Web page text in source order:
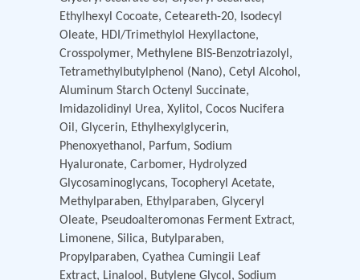
Ethylhexyl Cocoate, Ceteareth-20, Isodecyl
Oleate, HDI/Trimethylol Hexyllactone,
Crosspolymer, Methylene BIS-Benzotriazolyl,
Tetramethylbutylphenol (Nano), Cetyl Alcohol,
Aluminum Starch Octenyl Succinate,
Imidazolidinyl Urea, Xylitol, Cocos Nucifera
Oil, Glycerin, Ethylhexylglycerin,
Phenoxyethanol, Parfum, Sodium
Hyaluronate, Carbomer, Hydrolyzed
Glycosaminoglycans, Tocopheryl Acetate,
Methylparaben, Ethylparaben, Glyceryl
Oleate, Pseudoalteromonas Ferment Extract,
Limonene, Silica, Butylparaben,
Propylparaben, Cyathea Cumingii Leaf
Extract, Linalool, Butylene Glycol, Sodium